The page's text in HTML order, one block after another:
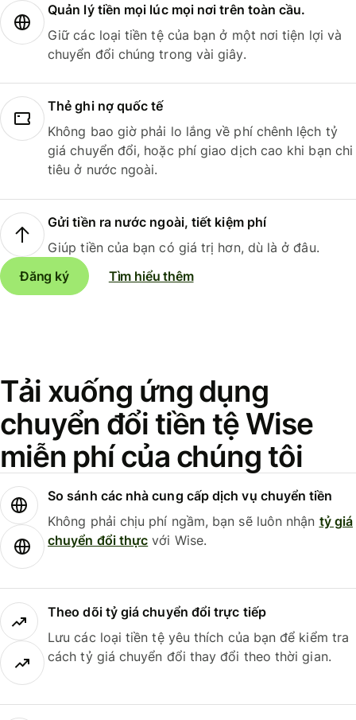
Quản lý tiền mọi lúc mọi nơi trên toàn cầu.
Giữ các loại tiền tệ của bạn ở một nơi tiện lợi và
chuyển đổi chúng trong vài giây.
Thẻ ghi nợ quốc tế
Không bao giờ phải lo lắng về phí chênh lệch tỷ
giá chuyển đổi, hoặc phí giao dịch cao khi bạn chi
tiêu ở nước ngoài.
Gửi tiền ra nước ngoài, tiết kiệm phí
Giúp tiền của bạn có giá trị hơn, dù là ở đâu.
Đăng ký
Tìm hiểu thêm
Tải xuống ứng dụng
chuyển đổi tiền tệ Wise
miễn phí của chúng tôi
So sánh các nhà cung cấp dịch vụ chuyển tiền
Không phải chịu phí ngầm, bạn sẽ luôn nhận tỷ giá
chuyển đổi thực với Wise.
Theo dõi tỷ giá chuyển đổi trực tiếp
Lưu các loại tiền tệ yêu thích của bạn để kiểm tra
cách tỷ giá chuyển đổi thay đổi theo thời gian.